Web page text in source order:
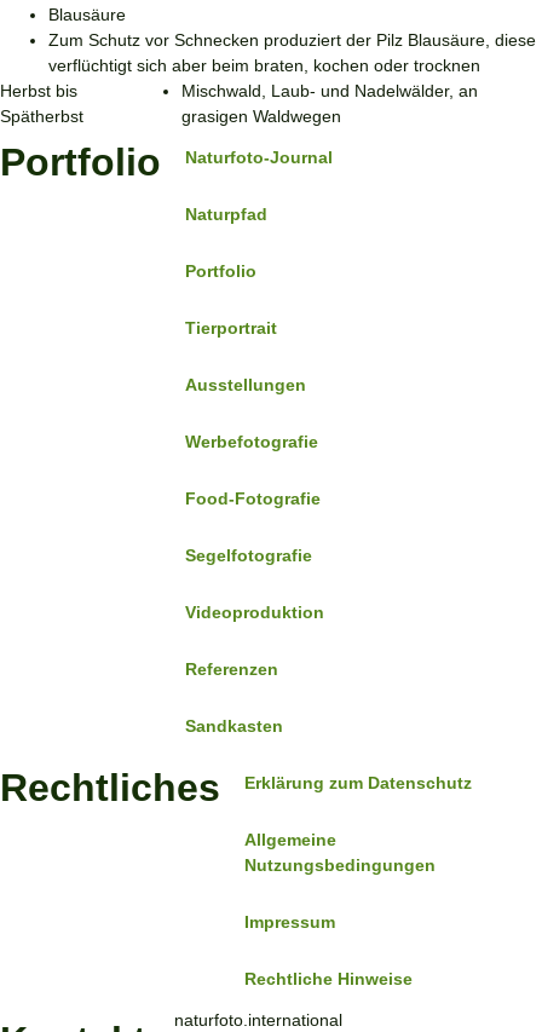
Blausäure
Zum Schutz vor Schnecken produziert der Pilz Blausäure, diese
verflüchtigt sich aber beim braten, kochen oder trocknen
Herbst bis
Spätherbst
Mischwald, Laub- und Nadelwälder, an
grasigen Waldwegen
Portfolio Naturfoto-Journal
Naturpfad
Portfolio
Tierportrait
Ausstellungen
Werbefotografie
Food-Fotografie
Segelfotografie
Videoproduktion
Referenzen
Sandkasten
Rechtliches Erklärung zum Datenschutz
Allgemeine
Nutzungsbedingungen
Impressum
Rechtliche Hinweise
naturfoto.international